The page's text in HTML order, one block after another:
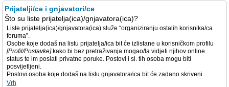
Prijatelji/ce i gnjavatori/ce
Što su liste prijatelja(ica)/gnjavatora(ica)?
Liste prijatelja(ica)/gnjavatora(ica) služe “organiziranju ostalih korisnika/ca
foruma”.
Osobe koje dodaš na listu prijatelja/ica bit će izlistane u korisničkom profilu
[Profil/Postavke]kako bi bez pretraživanja mogao/la vidjeti njihov online
status te im poslati privatne poruke. Postovi i sl. tih osoba mogu biti
posvijetljeni.
Postovi osoba koje dodaš na listu gnjavatora/ica bit će zadano skriveni.
Vrh